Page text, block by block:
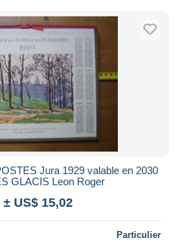
Jura 1929 valable en 2030
GLACIS Leon Roger
± US$ 15,02
Particulier